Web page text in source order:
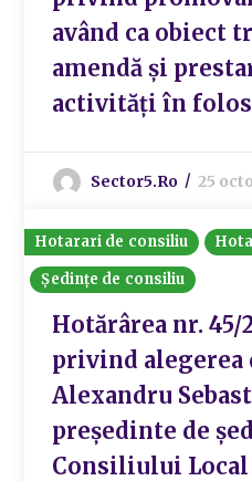
având ca obiect
amendă și
activități în
Sector5.ro 25
Hotarari de consiliu
Ședințe de consiliu
Hotărârea nr. 45/
privind
Alexandru
preşedinte de
Consiliului Local